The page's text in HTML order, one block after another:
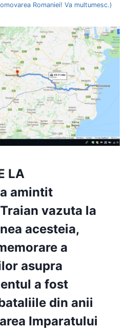
Romaniei! Va multumesc.)
LA
amintit
vazuta la
acesteia,
a
asupra
a fost
din anii
Imparatului